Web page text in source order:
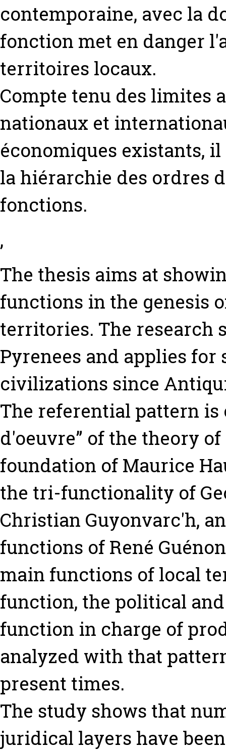
contemporaine, avec la
fonction met en danger
territoires locaux.
Compte tenu des limites
nationaux et
économiques existants,
la hiérarchie des ordres
fonctions.
,
The thesis aims at
functions in the genesis
territories. The research
Pyrenees and applies
civilizations since
The referential pattern
d'oeuvre” of the theory
foundation of Maurice
the tri-functionality of
Christian Guyonvarc'h,
functions of René
main functions of local
function, the political
function in charge of
analyzed with that
present times.
The study shows that
juridical layers have